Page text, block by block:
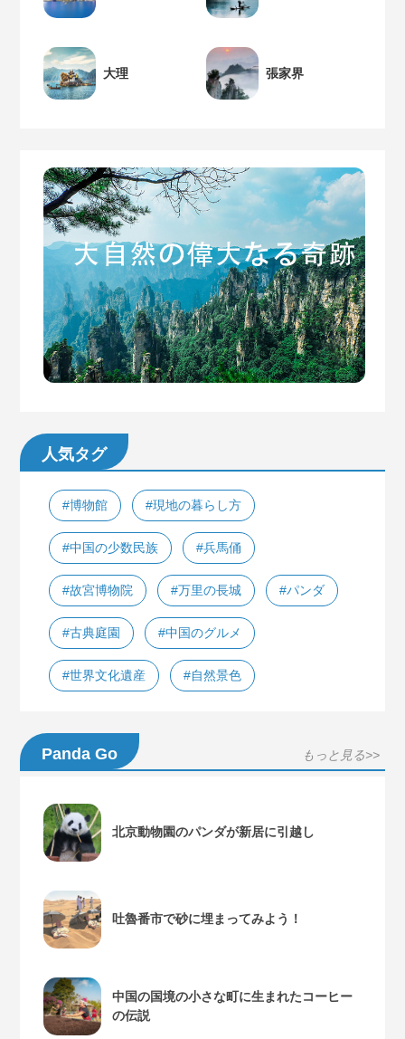
大理 張家界
人気タグ
#博物館 #現地の暮らし方
#中国の少数民族 #兵馬俑
#故宮博物院 #万里の長城 #パンダ
#古典庭園 #中国のグルメ
#世界文化遺産 #自然景色
Panda Go もっと見る>>
北京動物園のパンダが新居に引越し
吐魯番市で砂に埋まってみよう！
中国の国境の小さな町に生まれたコーヒー
の伝説